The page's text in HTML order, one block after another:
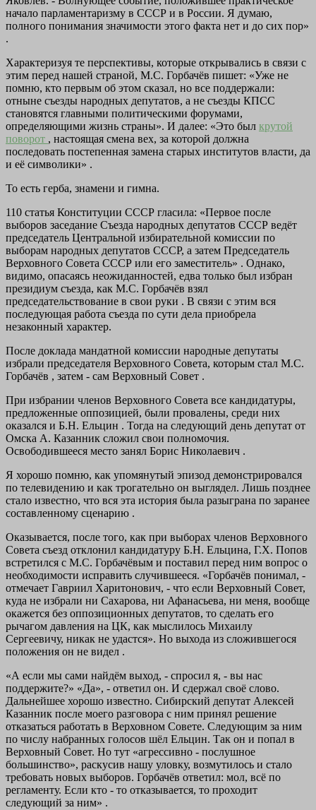
начало парламентаризму в СССР и в России. Я думаю,
полного понимания значимости этого факта нет и до сих пор»
.
Характеризуя те перспективы, которые открывались в связи с
этим перед нашей страной, М.С. Горбачёв пишет: «Уже не
помню, кто первым об этом сказал, но все поддержали:
отныне съезды народных депутатов, а не съезды КПСС
становятся главными политическими форумами,
определяющими жизнь страны». И далее: «Это был крутой
поворот , настоящая смена вех, за которой должна
последовать постепенная замена старых институтов власти, да
и её символики» .
То есть герба, знамени и гимна.
110 статья Конституции СССР гласила: «Первое после
выборов заседание Съезда народных депутатов СССР ведёт
председатель Центральной избирательной комиссии по
выборам народных депутатов СССР, а затем Председатель
Верховного Совета СССР или его заместитель» . Однако,
видимо, опасаясь неожиданностей, едва только был избран
президиум съезда, как М.С. Горбачёв взял
председательствование в свои руки . В связи с этим вся
последующая работа съезда по сути дела приобрела
незаконный характер.
После доклада мандатной комиссии народные депутаты
избрали председателя Верховного Совета, которым стал М.С.
Горбачёв , затем - сам Верховный Совет .
При избрании членов Верховного Совета все кандидатуры,
предложенные оппозицией, были провалены, среди них
оказался и Б.Н. Ельцин . Тогда на следующий день депутат от
Омска А. Казанник сложил свои полномочия.
Освободившееся место занял Борис Николаевич .
Я хорошо помню, как упомянутый эпизод демонстрировался
по телевидению и как трогательно он выглядел. Лишь позднее
стало известно, что вся эта история была разыграна по заранее
составленному сценарию .
Оказывается, после того, как при выборах членов Верховного
Совета съезд отклонил кандидатуру Б.Н. Ельцина, Г.Х. Попов
встретился с М.С. Горбачёвым и поставил перед ним вопрос о
необходимости исправить случившееся. «Горбачёв понимал, -
отмечает Гавриил Харитонович, - что если Верховный Совет,
куда не избрали ни Сахарова, ни Афанасьева, ни меня, вообще
окажется без оппозиционных депутатов, то сделать его
рычагом давления на ЦК, как мыслилось Михаилу
Сергеевичу, никак не удастся». Но выхода из сложившегося
положения он не видел .
«А если мы сами найдём выход, - спросил я, - вы нас
поддержите?» «Да», - ответил он. И сдержал своё слово.
Дальнейшее хорошо известно. Сибирский депутат Алексей
Казанник после моего разговора с ним принял решение
отказаться работать в Верховном Совете. Следующим за ним
по числу набранных голосов шёл Ельцин. Так он и попал в
Верховный Совет. Но тут «агрессивно - послушное
большинство», раскусив нашу уловку, возмутилось и стало
требовать новых выборов. Горбачёв ответил: мол, всё по
регламенту. Если кто - то отказывается, то проходит
следующий за ним» .